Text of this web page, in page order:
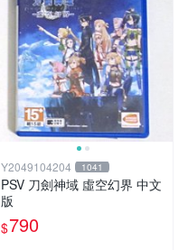
Y2049104204 1041
PSV 刀劍神域 虛空幻界 中文
版
$790